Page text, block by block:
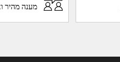
מענה מהיר